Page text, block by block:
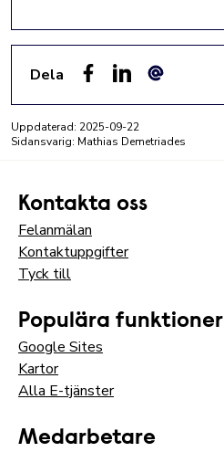
Dela
Uppdaterad: 2025-09-22
Sidansvarig: Mathias Demetriades
Kontakta oss
Felanmälan
Kontaktuppgifter
Tyck till
Populära funktioner
Google Sites
Kartor
Alla E-tjänster
Medarbetare